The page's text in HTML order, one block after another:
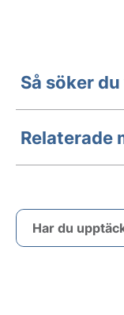
Så söker
Relaterade
Har du